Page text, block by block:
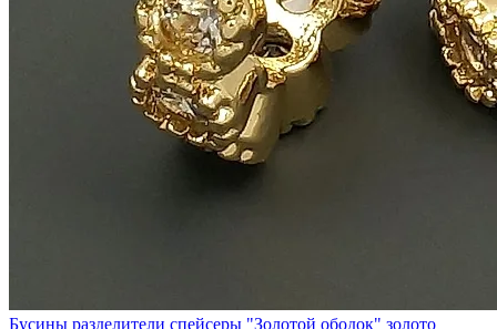
Бусины разделители спейсеры "Золотой ободок" золото